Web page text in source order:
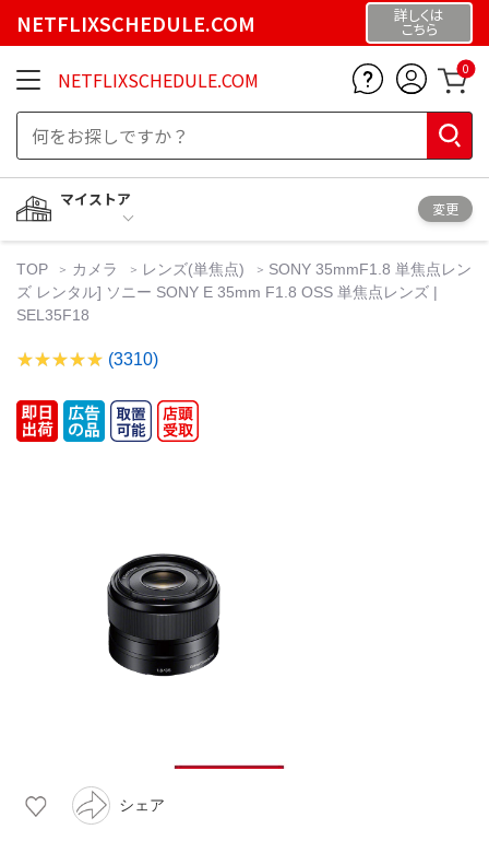
NETFLIXSCHEDULE.COM 詳しくは
こちら
NETFLIXSCHEDULE.COM 0
マイストア
変更
TOP カメラ レンズ(単焦点)
SONY 35mmF1.8 単焦点レン
ズ レンタル] ソニー SONY E 35mm F1.8 OSS 単焦点レンズ |
SEL35F18
(3310)
シェア